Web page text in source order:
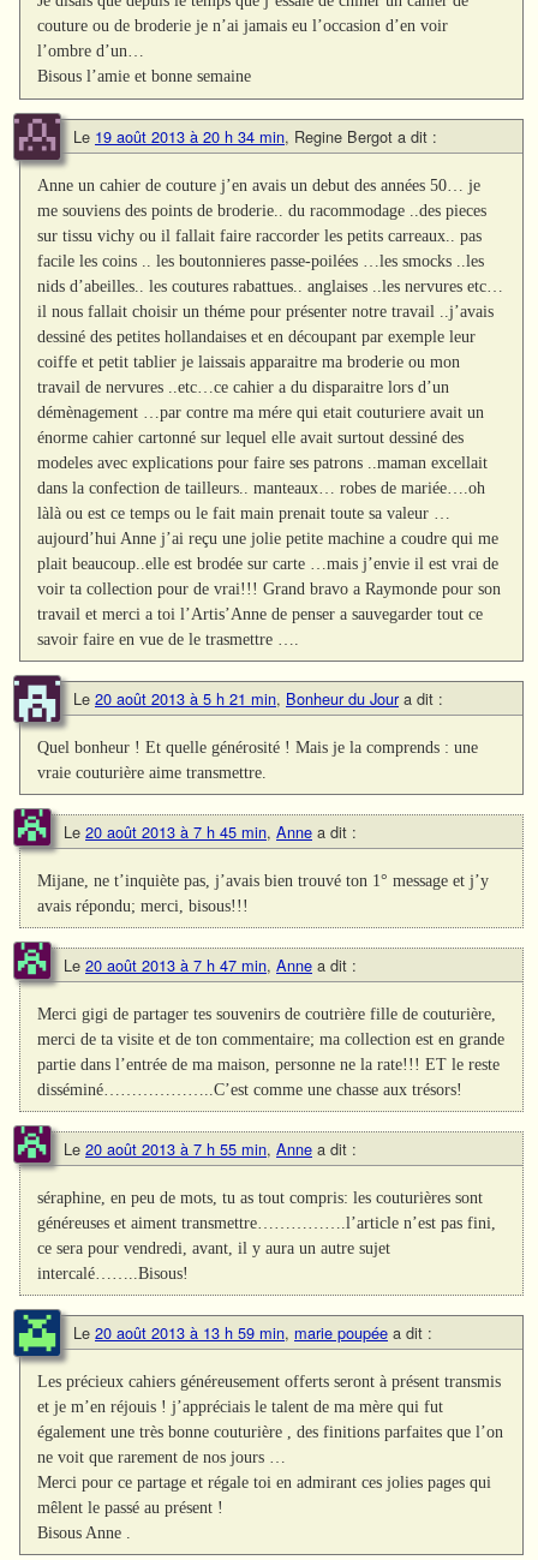
couture ou de broderie je n’ai jamais eu l’occasion d’en voir
l’ombre d’un…
Bisous l’amie et bonne semaine
Le 19 août 2013 à 20 h 34 min, Regine Bergot a dit :
Anne un cahier de couture j’en avais un debut des années 50… je
me souviens des points de broderie.. du racommodage ..des pieces
sur tissu vichy ou il fallait faire raccorder les petits carreaux.. pas
facile les coins .. les boutonnieres passe-poilées …les smocks ..les
nids d’abeilles.. les coutures rabattues.. anglaises ..les nervures etc…
il nous fallait choisir un théme pour présenter notre travail ..j’avais
dessiné des petites hollandaises et en découpant par exemple leur
coiffe et petit tablier je laissais apparaitre ma broderie ou mon
travail de nervures ..etc…ce cahier a du disparaitre lors d’un
démènagement …par contre ma mére qui etait couturiere avait un
énorme cahier cartonné sur lequel elle avait surtout dessiné des
modeles avec explications pour faire ses patrons ..maman excellait
dans la confection de tailleurs.. manteaux… robes de mariée….oh
làlà ou est ce temps ou le fait main prenait toute sa valeur …
aujourd’hui Anne j’ai reçu une jolie petite machine a coudre qui me
plait beaucoup..elle est brodée sur carte …mais j’envie il est vrai de
voir ta collection pour de vrai!!! Grand bravo a Raymonde pour son
travail et merci a toi l’Artis’Anne de penser a sauvegarder tout ce
savoir faire en vue de le trasmettre ….
Le 20 août 2013 à 5 h 21 min, Bonheur du Jour a dit :
Quel bonheur ! Et quelle générosité ! Mais je la comprends : une
vraie couturière aime transmettre.
Le 20 août 2013 à 7 h 45 min, Anne a dit :
Mijane, ne t’inquiète pas, j’avais bien trouvé ton 1° message et j’y
avais répondu; merci, bisous!!!
Le 20 août 2013 à 7 h 47 min, Anne a dit :
Merci gigi de partager tes souvenirs de coutrière fille de couturière,
merci de ta visite et de ton commentaire; ma collection est en grande
partie dans l’entrée de ma maison, personne ne la rate!!! ET le reste
disséminé………………..C’est comme une chasse aux trésors!
Le 20 août 2013 à 7 h 55 min, Anne a dit :
séraphine, en peu de mots, tu as tout compris: les couturières sont
généreuses et aiment transmettre…………….l’article n’est pas fini,
ce sera pour vendredi, avant, il y aura un autre sujet
intercalé……..Bisous!
Le 20 août 2013 à 13 h 59 min, marie poupée a dit :
Les précieux cahiers généreusement offerts seront à présent transmis
et je m’en réjouis ! j’appréciais le talent de ma mère qui fut
également une très bonne couturière , des finitions parfaites que l’on
ne voit que rarement de nos jours …
Merci pour ce partage et régale toi en admirant ces jolies pages qui
mêlent le passé au présent !
Bisous Anne .